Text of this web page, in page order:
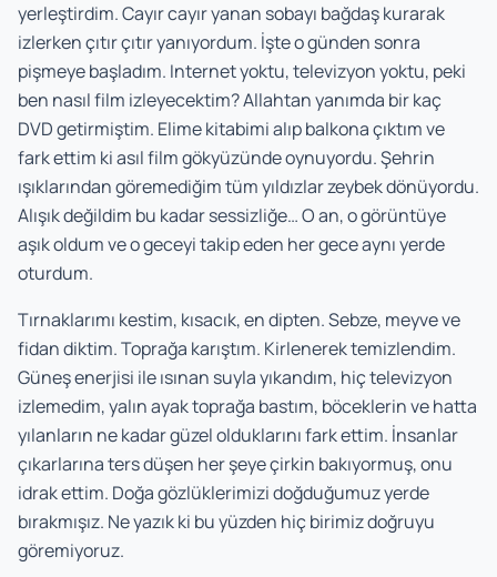
yerleştirdim. Cayır cayır yanan sobayı bağdaş kurarak
izlerken çıtır çıtır yanıyordum. İşte o günden sonra
pişmeye başladım. Internet yoktu, televizyon yoktu, peki
ben nasıl film izleyecektim? Allahtan yanımda bir kaç
DVD getirmiştim. Elime kitabimi alıp balkona çıktım ve
fark ettim ki asıl film gökyüzünde oynuyordu. Şehrin
ışıklarından göremediğim tüm yıldızlar zeybek dönüyordu.
Alışık değildim bu kadar sessizliğe… O an, o görüntüye
aşık oldum ve o geceyi takip eden her gece aynı yerde
oturdum.
Tırnaklarımı kestim, kısacık, en dipten. Sebze, meyve ve
fidan diktim. Toprağa karıştım. Kirlenerek temizlendim.
Güneş enerjisi ile ısınan suyla yıkandım, hiç televizyon
izlemedim, yalın ayak toprağa bastım, böceklerin ve hatta
yılanların ne kadar güzel olduklarını fark ettim. İnsanlar
çıkarlarına ters düşen her şeye çirkin bakıyormuş, onu
idrak ettim. Doğa gözlüklerimizi doğduğumuz yerde
bırakmışız. Ne yazık ki bu yüzden hiç birimiz doğruyu
göremiyoruz.